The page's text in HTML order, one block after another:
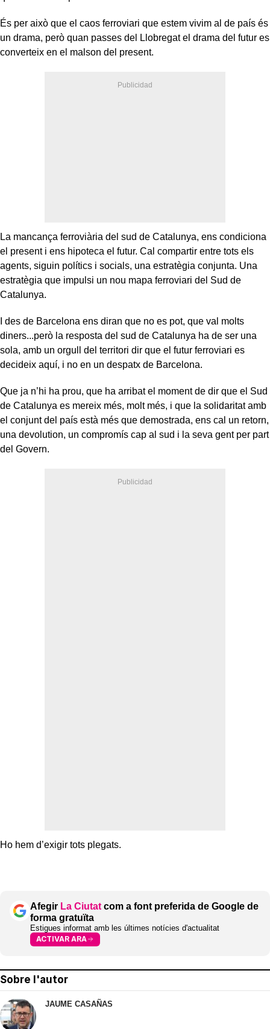
És per això que el caos ferroviari que estem vivim al de país és
un drama, però quan passes del Llobregat el drama del futur es
converteix en el malson del present.
La mancança ferroviària del sud de Catalunya, ens condiciona
el present i ens hipoteca el futur. Cal compartir entre tots els
agents, siguin polítics i socials, una estratègia conjunta. Una
estratègia que impulsi un nou mapa ferroviari del Sud de
Catalunya.
I des de Barcelona ens diran que no es pot, que val molts
diners...però la resposta del sud de Catalunya ha de ser una
sola, amb un orgull del territori dir que el futur ferroviari es
decideix aquí, i no en un despatx de Barcelona.
Que ja n’hi ha prou, que ha arribat el moment de dir que el Sud
de Catalunya es mereix més, molt més, i que la solidaritat amb
el conjunt del país està més que demostrada, ens cal un retorn,
una devolution, un compromís cap al sud i la seva gent per part
del Govern.
Ho hem d’exigir tots plegats.
Afegir La Ciutat com a font preferida de Google de
forma gratuïta
Estigues informat amb les últimes notícies d'actualitat
ACTIVAR ARA
Sobre l'autor
JAUME CASAÑAS